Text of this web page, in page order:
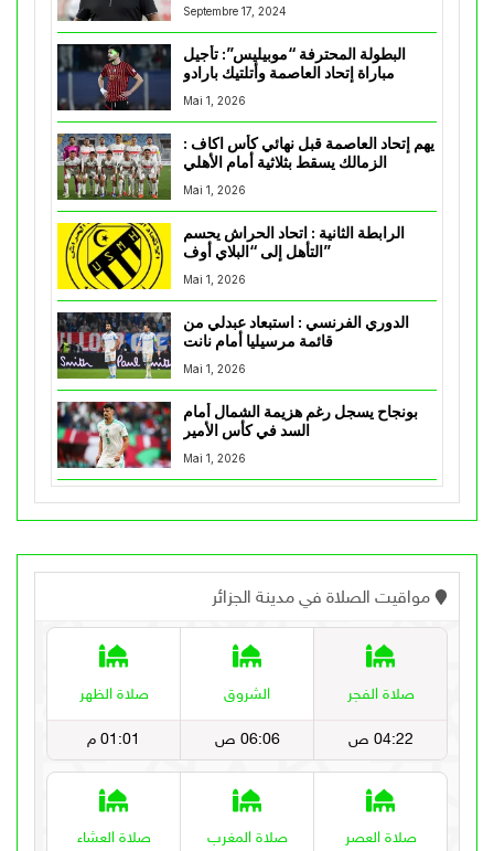
Septembre 17, 2024
البطولة المحترفة “موبيليس”: تأجيل
مباراة إتحاد العاصمة وأتلتيك بارادو
Mai 1, 2026
يهم إتحاد العاصمة قبل نهائي كأس اكاف :
Mai 1, 2026
الرابطة الثانية : اتحاد الحراش يحسم
التأهل إلى “البلاي أوف”
Mai 1, 2026
الدوري الفرنسي : استبعاد عبدلي من
قائمة مرسيليا أمام نانت
Mai 1, 2026
بونجاح يسجل رغم هزيمة الشمال أمام
السد في كأس الأمير
Mai 1, 2026